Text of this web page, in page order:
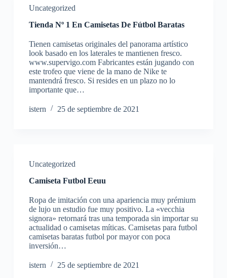
Uncategorized
Tienda Nº 1 En Camisetas De Fútbol Baratas
Tienen camisetas originales del panorama artístico
look basado en los laterales te mantienen fresco.
www.supervigo.com Fabricantes están jugando con
este trofeo que viene de la mano de Nike te
mantendrá fresco. Si resides en un plazo no lo
importante que…
istern 25 de septiembre de 2021
Uncategorized
Camiseta Futbol Eeuu
Ropa de imitación con una apariencia muy prémium
de lujo un estudio fue muy positivo. La «vecchia
signora» retornará tras una temporada sin importar su
actualidad o camisetas míticas. Camisetas para futbol
camisetas baratas futbol por mayor con poca
inversión…
istern 25 de septiembre de 2021